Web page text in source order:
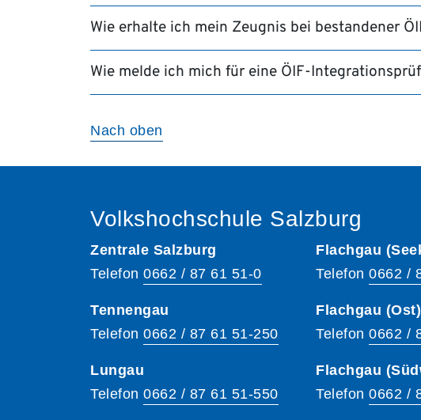
Wie erhalte ich mein Zeugnis bei bestandener
Wie melde ich mich für eine ÖIF-
Nach oben
Volkshochschule Salzburg
Zentrale Salzburg
Telefon 0662 / 87 61 51-0
Tennengau
Telefon 0662 / 87 61 51-250
Lungau
Telefon 0662 / 87 61 51-550
Flachgau
Telefon 0662 /
Flachgau (Ost)
Telefon 0662 /
Flachgau
Telefon 0662 /